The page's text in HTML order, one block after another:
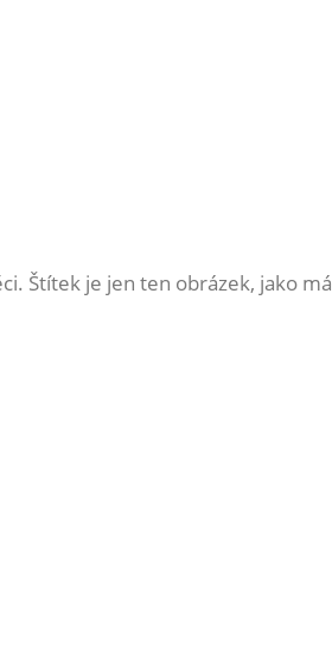
Štítek je jen ten obrázek, jako má